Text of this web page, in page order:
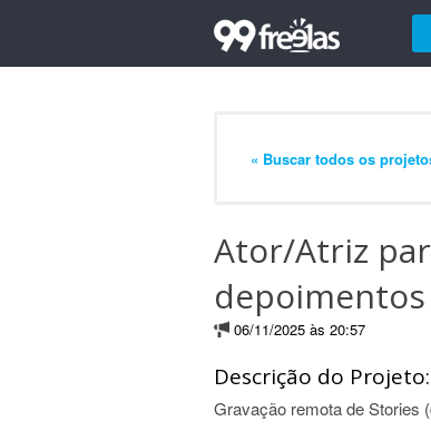
« Buscar todos os
Ator/Atriz
06/11/2025 às 20:57
Descrição do Projeto:
Gravação remota de Stories